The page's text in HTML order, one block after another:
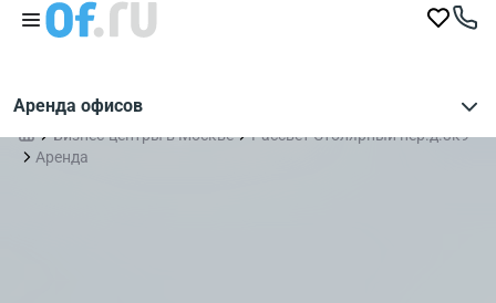
Аренда офисов
Бизнес-центры в Москве
Рассвет Столярный пер.д.3к9
Аренда